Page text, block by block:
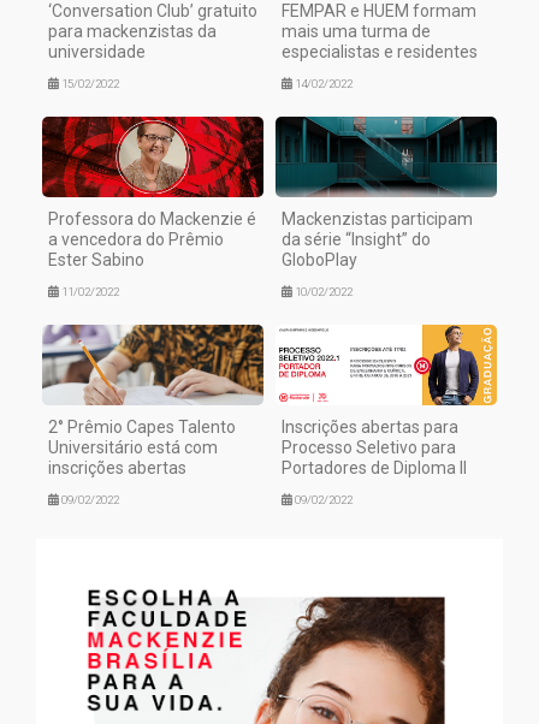
‘Conversation Club’ gratuito
para mackenzistas da
universidade
15/02/2022
FEMPAR e HUEM formam
mais uma turma de
especialistas e residentes
14/02/2022
Professora do Mackenzie é
a vencedora do Prêmio
Ester Sabino
11/02/2022
Mackenzistas participam
da série “Insight” do
GloboPlay
10/02/2022
2° Prêmio Capes Talento
Universitário está com
inscrições abertas
09/02/2022
Inscrições abertas para
Processo Seletivo para
Portadores de Diploma II
09/02/2022